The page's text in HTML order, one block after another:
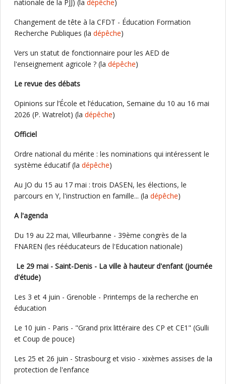
nationale de la PJJ) (la dépêche)
Changement de tête à la CFDT - Éducation Formation
Recherche Publiques (la dépêche)
Vers un statut de fonctionnaire pour les AED de
l'enseignement agricole ? (la dépêche)
Le revue des débats
Opinions sur l’École et l’éducation, Semaine du 10 au 16 mai
2026 (P. Watrelot) (la dépêche)
Officiel
Ordre national du mérite : les nominations qui intéressent le
système éducatif (la dépêche)
Au JO du 15 au 17 mai : trois DASEN, les élections, le
parcours en Y, l'instruction en famille... (la dépêche)
A l'agenda
Du 19 au 22 mai, Villeurbanne - 39ème congrès de la
FNAREN (les rééducateurs de l'Education nationale)
Le 29 mai - Saint-Denis - La ville à hauteur d'enfant (journée
d'étude)
Les 3 et 4 juin - Grenoble - Printemps de la recherche en
éducation
Le 10 juin - Paris - "Grand prix littéraire des CP et CE1" (Gulli
et Coup de pouce)
Les 25 et 26 juin - Strasbourg et visio - xixèmes assises de la
protection de l'enfance